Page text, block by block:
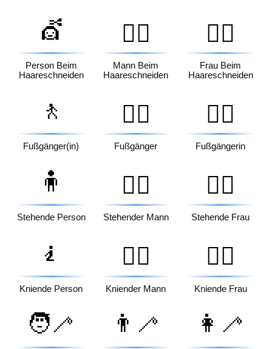
💇
Person Beim
Haareschneiden
💇‍♂️
Mann Beim
Haareschneiden
💇‍♀️
Frau Beim
Haareschneiden
🚶
Fußgänger(in)
🚶‍♂️
Fußgänger
🚶‍♀️
Fußgängerin
🧍
Stehende Person
🧍‍♂️
Stehender Mann
🧍‍♀️
Stehende Frau
🧎
Kniende Person
🧎‍♂️
Kniender Mann
🧎‍♀️
Kniende Frau
🧑‍🦯 👨‍🦯 👩‍🦯